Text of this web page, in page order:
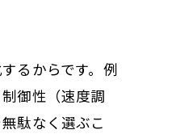
るからです。例
御性（速度調
駄なく選ぶこ